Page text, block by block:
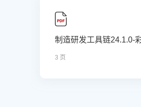
制造研发工具链24.1.0-
3 页